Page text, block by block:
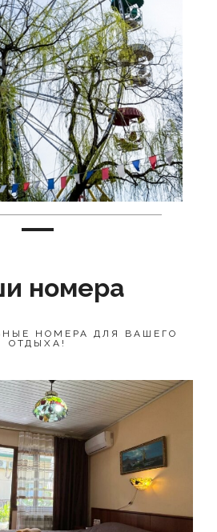
номера
НОМЕРА ДЛЯ ВАШЕГО
ОТДЫХА!